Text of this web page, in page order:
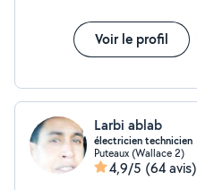
Voir le profil
Larbi ablab
électricien technicien
Puteaux (Wallace 2)
4,9/5 (64 avis)